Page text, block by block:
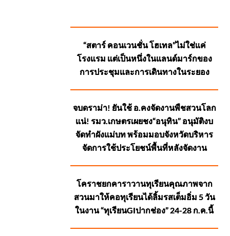
“สตาร์ คอนเวนชั่น โฮเทล”ไม่ใช่แค่
โรงแรม แต่เป็นหนึ่งในแลนด์มาร์กของ
การประชุมและการเดินทางในระยอง
จบดราม่า! ยันใช้ อ.คงจัดงานพืชสวนโลก
แน่! รมว.เกษตรเผยชง“อนุทิน” อนุมัติงบ
จัดทำผังแม่บท พร้อมมอบจังหวัดบริหาร
จัดการใช้ประโยชน์พื้นที่หลังจัดงาน
โคราชยกคาราวานทุเรียนคุณภาพจาก
สวนมาให้คอทุเรียนได้ลิ้มรสเต็มอิ่ม 5 วัน
ในงาน “ทุเรียนGIปากช่อง” 24-28 ก.ค.นี้